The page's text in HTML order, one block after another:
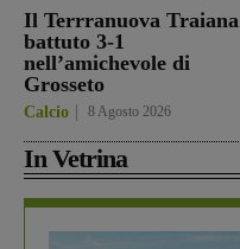
Il Terrranuova Traiana
battuto 3-1
nell’amichevole di
Grosseto
Calcio 8 Agosto 2026
In Vetrina